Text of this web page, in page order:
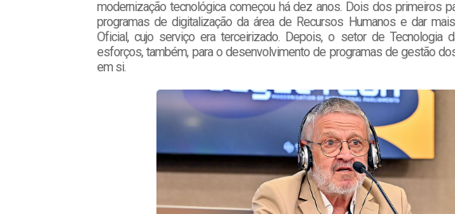
modernização tecnológica começou há dez anos. Dois dos primeiros
programas de digitalização da área de Recursos Humanos e dar
Oficial, cujo serviço era terceirizado. Depois, o setor de Tecnologia
esforços, também, para o desenvolvimento de programas de gestão
em si.